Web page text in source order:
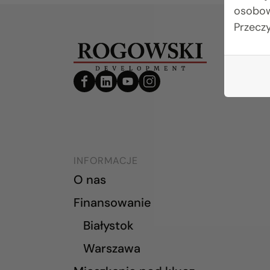
INFORMACJE
O nas
Finansowanie
Białystok
Warszawa